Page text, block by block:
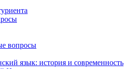
вопросы
язык: история и современность